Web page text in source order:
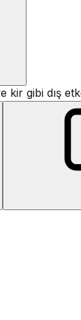
gibi dış